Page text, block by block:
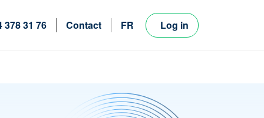
378 31 76 Contact
FR
Log in